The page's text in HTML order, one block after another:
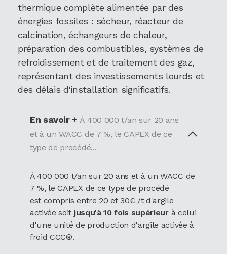
thermique complète alimentée par des
énergies fossiles : sécheur, réacteur de
calcination, échangeurs de chaleur,
préparation des combustibles, systèmes de
refroidissement et de traitement des gaz,
représentant des investissements lourds et
des délais d'installation significatifs.
En savoir + À 400 000 t/an sur 20 ans
et à un WACC de 7 %, le CAPEX de ce
type de procédé...
À 400 000 t/an sur 20 ans et à un WACC de
7 %, le CAPEX de ce type de procédé
est compris entre 20 et 30€ /t d'argile
activée soit jusqu'à 10 fois supérieurà celui
d'une unité de production d'argile activée à
froid CCC®.